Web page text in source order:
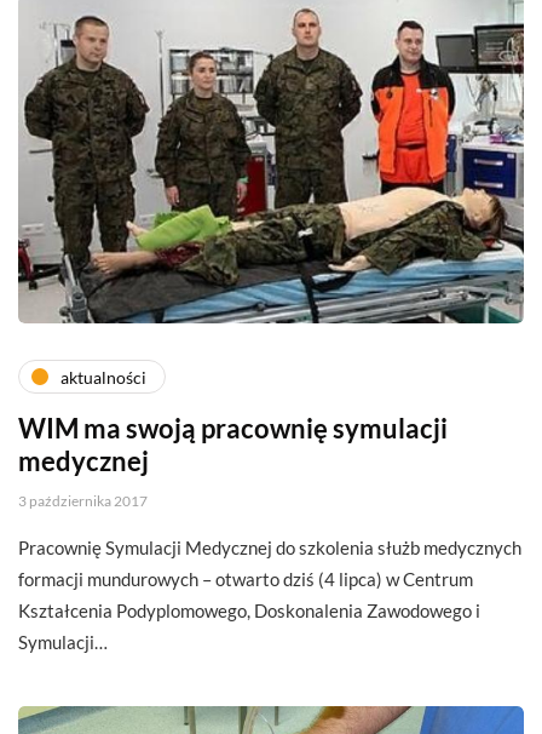
aktualności
WIM ma swoją pracownię symulacji
medycznej
3 października 2017
Pracownię Symulacji Medycznej do szkolenia służb medycznych
formacji mundurowych – otwarto dziś (4 lipca) w Centrum
Kształcenia Podyplomowego, Doskonalenia Zawodowego i
Symulacji…